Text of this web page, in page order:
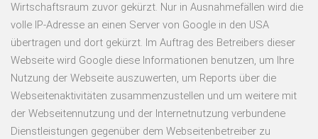
Wirtschaftsraum zuvor gekürzt. Nur in Ausnahmefällen wird die
volle IP-Adresse an einen Server von Google in den USA
übertragen und dort gekürzt. Im Auftrag des Betreibers dieser
Webseite wird Google diese Informationen benutzen, um Ihre
Nutzung der Webseite auszuwerten, um Reports über die
Webseitenaktivitäten zusammenzustellen und um weitere mit
der Webseitennutzung und der Internetnutzung verbundene
Dienstleistungen gegenüber dem Webseitenbetreiber zu